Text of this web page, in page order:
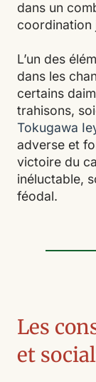
dans un
coordination
L’un des
dans les
certains
trahisons,
Tokugawa
adverse et
victoire du
inéluctable,
féodal.
Les
et